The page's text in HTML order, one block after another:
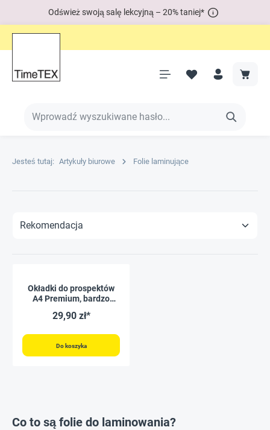
Odśwież swoją salę lekcyjną – 20% taniej*
Jesteś tutaj: Artykuły biurowe Folie laminujące
Okładki do prospektów
A4 Premium, bardzo
29,90 zł*
Do koszyka
Co to są folie do laminowania?